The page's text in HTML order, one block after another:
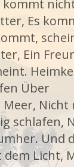
kommt
Es
Ein
Über
Nicht
schlafen,
Und
Licht,